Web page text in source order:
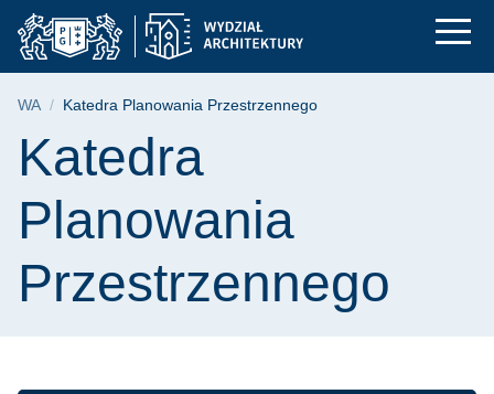
Przejdź
do
menu
Przejdź
do
wyszukiwarki
Przejdź
do
treści
Katedra Planowania
Ścieżka nawigacyjna
WA Katedra Planowania Przestrzennego
Treść strony
Katedra
Planowania
Przestrzennego